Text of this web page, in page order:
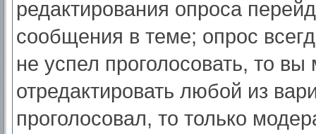
редактирования опроса
сообщения в теме; опрос
не успел проголосовать, то
отредактировать любой из
проголосовал, то только